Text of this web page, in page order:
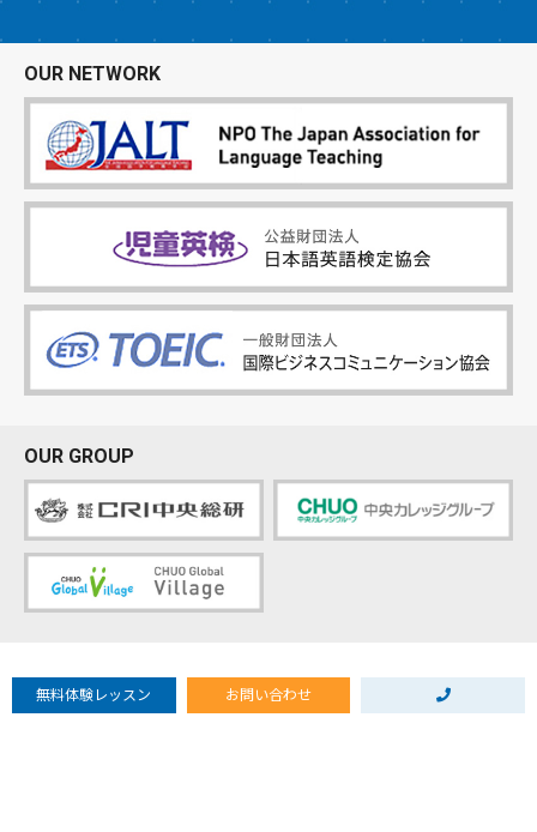
OUR NETWORK
OUR GROUP
Copyright © Chuogaigo.com
無料体験レッスン お問い合わせ